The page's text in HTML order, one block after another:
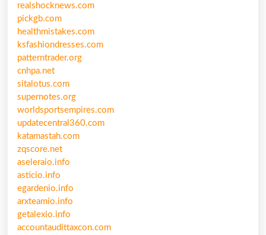
realshocknews.com
pickgb.com
healthmistakes.com
ksfashiondresses.com
patterntrader.org
cnhpa.net
sitalotus.com
supernotes.org
worldsportsempires.com
updatecentral360.com
katamastah.com
zqscore.net
aseleraio.info
asticio.info
egardenio.info
arxteamio.info
getalexio.info
accountaudittaxcon.com